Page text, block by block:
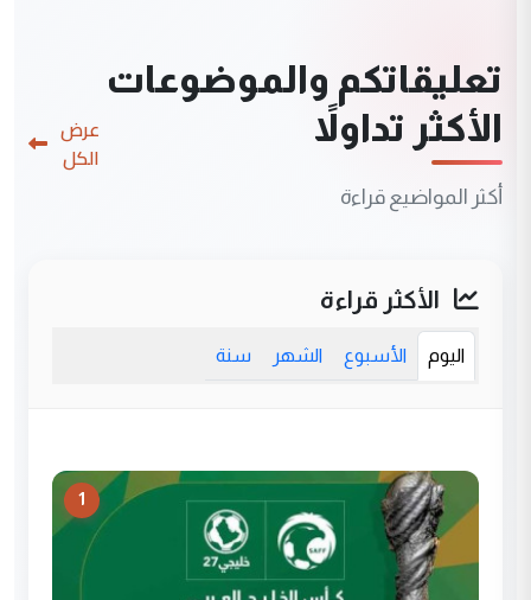
تعليقاتكم والموضوعات
الأكثر تداولاً
أكثر المواضيع قراءة
عرض
الكل
الأكثر قراءة
اليوم الأسبوع الشهر سنة
1